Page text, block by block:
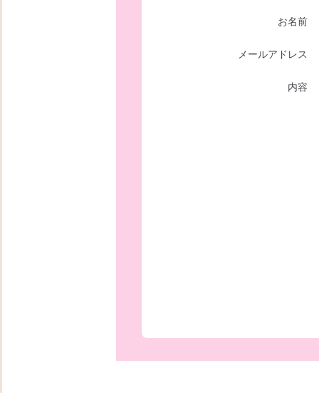
お名前
メールアドレス
内容